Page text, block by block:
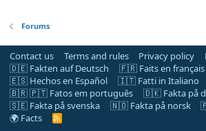
Forums
Contact us Terms and rules Privacy policy
🇩🇪 Fakten auf Deutsch
🇫🇷 Faits en français
🇪🇸 Hechos en Español
🇮🇹 Fatti in Italiano
🇧🇷 🇵🇹 Fatos em português
🇩🇰 Fakta på
🇸🇪 Fakta på svenska
🇳🇴 Fakta på norsk
🌍 Facts
R